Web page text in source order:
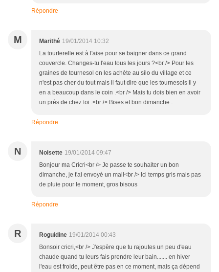
Répondre
M Marithé 19/01/2014 10:32
La tourterelle est à l'aise pour se baigner dans ce grand
couvercle. Changes-tu l'eau tous les jours ?<br /> Pour les
graines de tournesol on les achète au silo du village et ce
n'est pas cher du tout mais il faut dire que les tournesols il y
en a beaucoup dans le coin .<br /> Mais tu dois bien en avoir
un près de chez toi .<br /> Bises et bon dimanche .
Répondre
N Noisette 19/01/2014 09:47
Bonjour ma Cricri<br /> Je passe te souhaiter un bon
dimanche, je t'ai envoyé un mail<br /> Ici temps gris mais pas
de pluie pour le moment, gros bisous
Répondre
R Roguidine 19/01/2014 00:43
Bonsoir cricri,<br /> J'espère que tu rajoutes un peu d'eau
chaude quand tu leurs fais prendre leur bain....... en hiver
l'eau est froide, peut être pas en ce moment, mais ça dépend